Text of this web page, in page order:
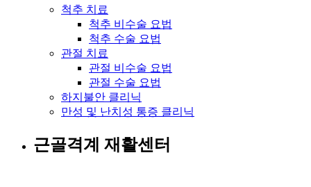
척추 치료
척추 비수술 요법
척추 수술 요법
관절 치료
관절 비수술 요법
관절 수술 요법
하지불안 클리닉
만성 및 난치성 통증 클리닉
근골격계 재활센터